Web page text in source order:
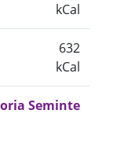
kCal
632
kCal
Seminte